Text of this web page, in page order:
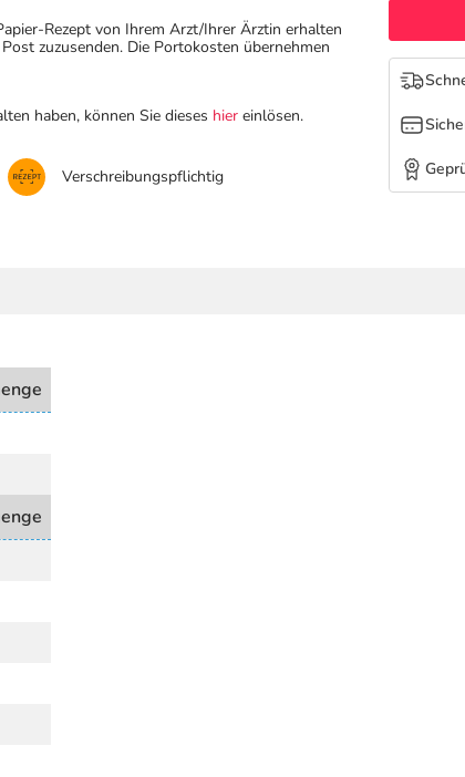
Rezept von Ihrem Arzt/Ihrer Ärztin erhalten
zuzusenden. Die Portokosten übernehmen
haben, können Sie dieses hier einlösen.
Verschreibungspflichtig